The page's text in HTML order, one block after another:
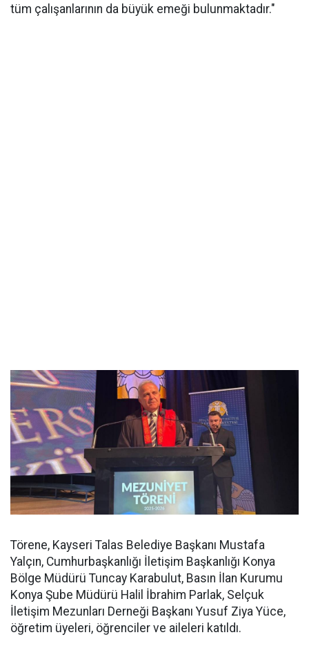
tüm çalışanlarının da büyük emeği bulunmaktadır."
Törene, Kayseri Talas Belediye Başkanı Mustafa
Yalçın, Cumhurbaşkanlığı İletişim Başkanlığı Konya
Bölge Müdürü Tuncay Karabulut, Basın İlan Kurumu
Konya Şube Müdürü Halil İbrahim Parlak, Selçuk
İletişim Mezunları Derneği Başkanı Yusuf Ziya Yüce,
öğretim üyeleri, öğrenciler ve aileleri katıldı.